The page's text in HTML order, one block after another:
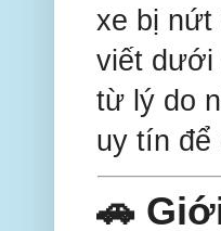
xe bị nứt
viết dưới
từ lý do
uy tín để
🚗